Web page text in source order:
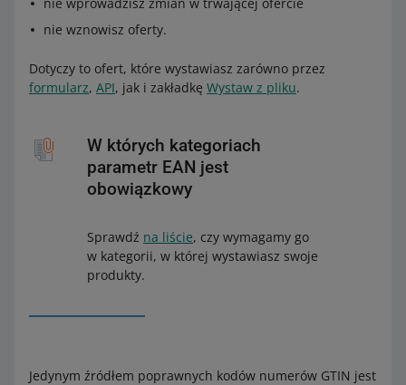
nie wznowisz oferty.
Dotyczy to ofert, które wystawiasz zarówno przez
formularz, API, jak i zakładkę Wystaw z pliku.
W których kategoriach
parametr EAN jest
obowiązkowy
Sprawdź na liście, czy wymagamy go
w kategorii, w której wystawiasz swoje
produkty.
Jedynym źródłem poprawnych kodów numerów GTIN jest